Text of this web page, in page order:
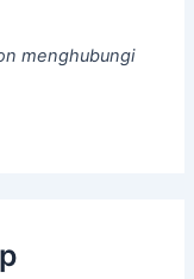
menghubungi